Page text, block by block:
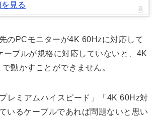
見る
のPCモニターが4K 60Hzに対応して
ーブルが規格に対応していないと、4K
動かすことができません。
レミアムハイスピード」「4K 60Hz対
いるケーブルであれば問題ないと思い